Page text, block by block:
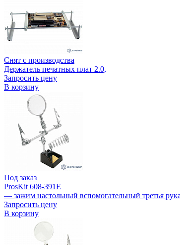
Снят с производства
Держатель печатных плат 2.0,
Запросить цену
В корзину
Под заказ
ProsKit 608-391E
— зажим настольный вспомогательный третья
Запросить цену
В корзину